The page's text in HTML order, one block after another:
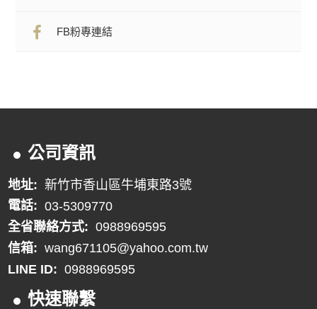
FB粉專連結
公司資訊
地址: 新竹市香山區牛埔東路3號
電話: 03-5309770
全省聯絡方式: 0988969595
信箱: wang671105@yahoo.com.tw
LINE ID: 0988969595
快速聯繫